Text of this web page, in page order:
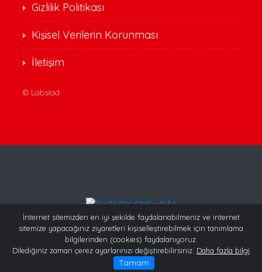
İnternet sitemizden en iyi şekilde faydalanabilmeniz ve internet
sitemize yapacağınız ziyaretleri kişiselleştirebilmek için tanımlama
bilgilerinden (cookies) faydalanıyoruz.
Dilediğiniz zaman çerez ayarlarınızı değiştirebilirsiniz. Daha fazla bilgi
Tamam
Gizlilik Politikası
Kişisel Verilerin Korunması
İletişim
© Labsiad